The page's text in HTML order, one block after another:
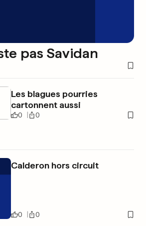
pas Savidan
Les blagues pourries
cartonnent aussi
0 0
Calderon hors circuit
0 0